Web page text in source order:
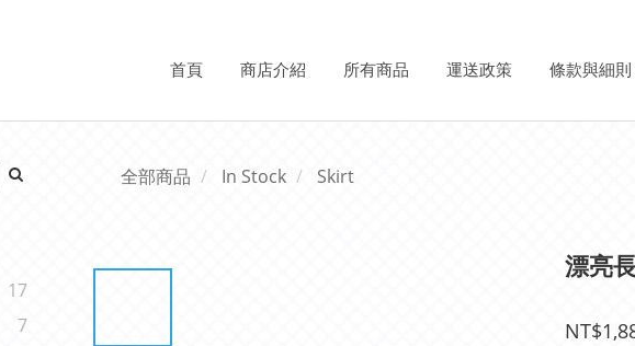
首頁 商店介紹 所有商品 運送政策 條款與細則
17
7
全部商品 In Stock Skirt
漂亮